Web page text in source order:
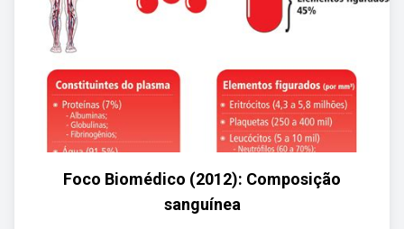
Foco Biomédico (2012): Composição
sanguínea